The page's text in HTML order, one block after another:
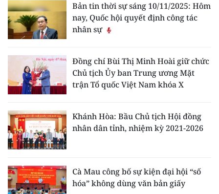
TIN ĐỊA PHƯƠNG
Trung du và miền núi phía Bắc
Bắc Trung Bộ
Duyên hải Nam Trung Bộ và Tây
Đông Nam Bộ
Đồng bằng sông Cửu Long
Chuyên trang Hà Nội
Bản tin thời sự sáng 10/11/2025: Hôm
nay, Quốc hội quyết định công tác
nhân sự
Đồng chí Bùi Thị Minh Hoài giữ chức
Chủ tịch Ủy ban Trung ương Mặt
trận Tổ quốc Việt Nam khóa X
Khánh Hòa: Bầu Chủ tịch Hội đồng
nhân dân tỉnh, nhiệm kỳ 2021-2026
Cà Mau công bố sự kiện đại hội “số
hóa” không dùng văn bản giấy